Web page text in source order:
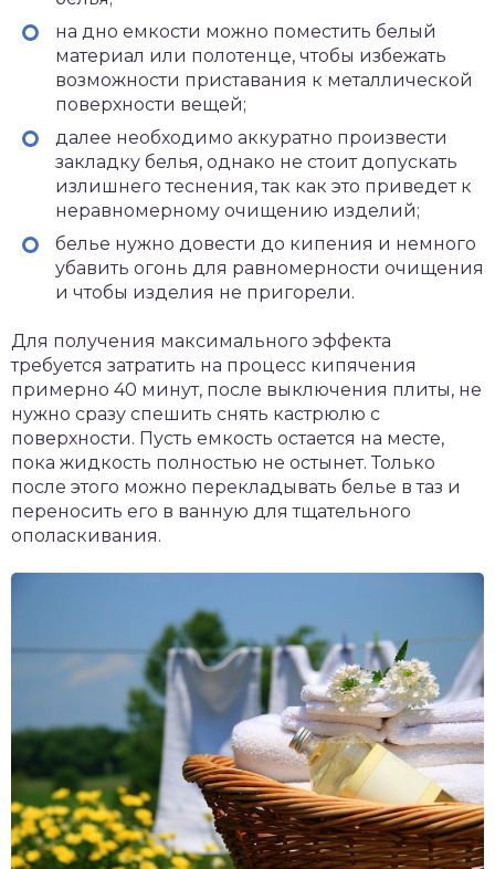
на дно емкости можно поместить белый
материал или полотенце, чтобы избежать
возможности приставания к металлической
поверхности вещей;
далее необходимо аккуратно произвести
закладку белья, однако не стоит допускать
излишнего теснения, так как это приведет к
неравномерному очищению изделий;
белье нужно довести до кипения и немного
убавить огонь для равномерности очищения
и чтобы изделия не пригорели.
Для получения максимального эффекта
требуется затратить на процесс кипячения
примерно 40 минут, после выключения плиты, не
нужно сразу спешить снять кастрюлю с
поверхности. Пусть емкость остается на месте,
пока жидкость полностью не остынет. Только
после этого можно перекладывать белье в таз и
переносить его в ванную для тщательного
ополаскивания.